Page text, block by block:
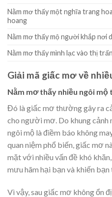
Nằm mơ thấy một nghĩa trang
hoang
Nằm mơ thấy mộ người khắp nơi
Nằm mơ thấy mình lạc vào thị
Giải mã giấc mơ về
Nằm mơ thấy nhiều ngôi
Đó là giấc mơ thường gây ra
cho người mơ. Do khung cảnh
ngôi mộ là điềm báo không
quan niệm phổ biến, giấc mơ
mặt với nhiều vấn đề khó
mưu hãm hại bạn và khiến
Vì vậy, sau giấc mơ không ổn